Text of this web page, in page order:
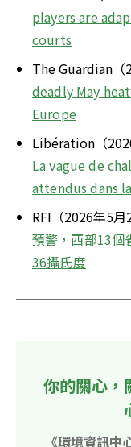
players are
courts
The Guardian（
deadly May
Europe
Libération（
La vague de
attendus dans
RFI（2026年5月
預警，西部13個
36攝氏度
你的關心
《環境資訊